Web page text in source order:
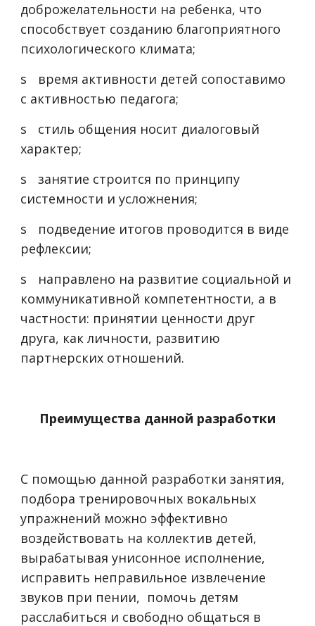
доброжелательности на ребенка, что
способствует созданию благоприятного
психологического климата;
s
время активности детей сопоставимо
с активностью педагога;
s
стиль общения носит диалоговый
характер;
s
занятие строится по принципу
системности и усложнения;
s
подведение итогов проводится в виде
рефлексии;
s
направлено на развитие социальной и
коммуникативной компетентности, а в
частности: принятии ценности друг
друга, как личности, развитию
партнерских отношений.
Преимущества данной разработки
С помощью данной разработки занятия,
подбора тренировочных вокальных
упражнений можно эффективно
воздействовать на коллектив детей,
вырабатывая унисонное исполнение,
исправить неправильное извлечение
звуков при пении, помочь детям
расслабиться и свободно общаться в